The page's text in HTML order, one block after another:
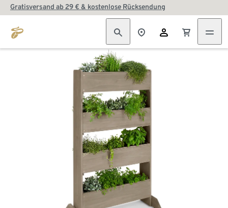
Gratisversand ab 29 € & kostenlose Rücksendung